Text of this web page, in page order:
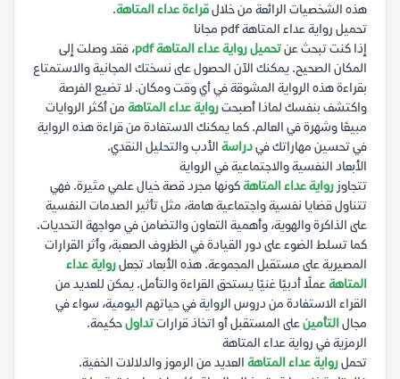
هذه الشخصيات الرائعة من خلالقراءة عداء المتاهة.
تحميل رواية عداء المتاهة pdf مجانا
إذا كنت تبحث عنتحميل رواية عداء المتاهة pdf
، فقد وصلت إلى
المكان الصحيح. يمكنك الآن الحصول على نسختك المجانية والاستمتاع
بقراءة هذه الرواية المشوقة في أي وقت ومكان. لا تضيع الفرصة
واكتشف بنفسك لماذا أصبحترواية عداء المتاهة من أكثر الروايات
مبيعًا وشهرة في العالم. كما يمكنك الاستفادة من قراءة هذه الرواية
في تحسين مهاراتك فيدراسة الأدب والتحليل النقدي.
الأبعاد النفسية والاجتماعية في الرواية
تتجاوز رواية عداء المتاهةكونها مجرد قصة خيال علمي مثيرة. فهي
تتناول قضايا نفسية واجتماعية هامة، مثل تأثير الصدمات النفسية
على الذاكرة والهوية، وأهمية التعاون والتضامن في مواجهة التحديات.
كما تسلط الضوء على دور القيادة في الظروف الصعبة، وأثر القرارات
المصيرية على مستقبل المجموعة. هذه الأبعاد تجعلرواية عداء
المتاهةعملًا أدبيًا غنيًا يستحق القراءة والتأمل. يمكن للعديد من
القراء الاستفادة من دروس الرواية في حياتهم اليومية، سواء في
مجالالتأمينعلى المستقبل أو اتخاذ قراراتتداولحكيمة.
الرمزية في رواية عداء المتاهة
تحملرواية عداء المتاهة العديد من الرموز والدلالات الخفية.